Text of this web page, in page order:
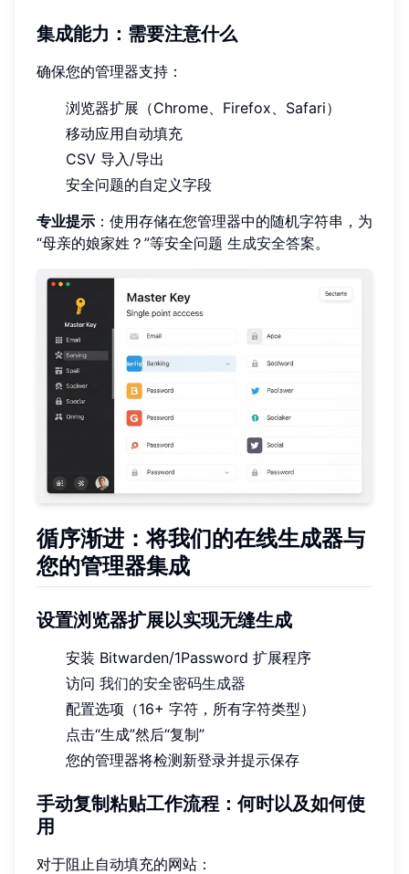
集成能力：需要注意什么
确保您的管理器支持：
浏览器扩展（Chrome、Firefox、Safari）
移动应用自动填充
CSV 导入/导出
安全问题的自定义字段
专业提示 ：使用存储在您管理器中的随机字符串，为
“母亲的娘家姓？”等安全问题 生成安全答案。
循序渐进：将我们的在线生成器与
您的管理器集成
设置浏览器扩展以实现无缝生成
安装 Bitwarden/1Password 扩展程序
访问 我们的安全密码生成器
配置选项（16+ 字符，所有字符类型）
点击“生成”然后“复制”
您的管理器将检测新登录并提示保存
手动复制粘贴工作流程：何时以及如何使
用
对于阻止自动填充的网站：